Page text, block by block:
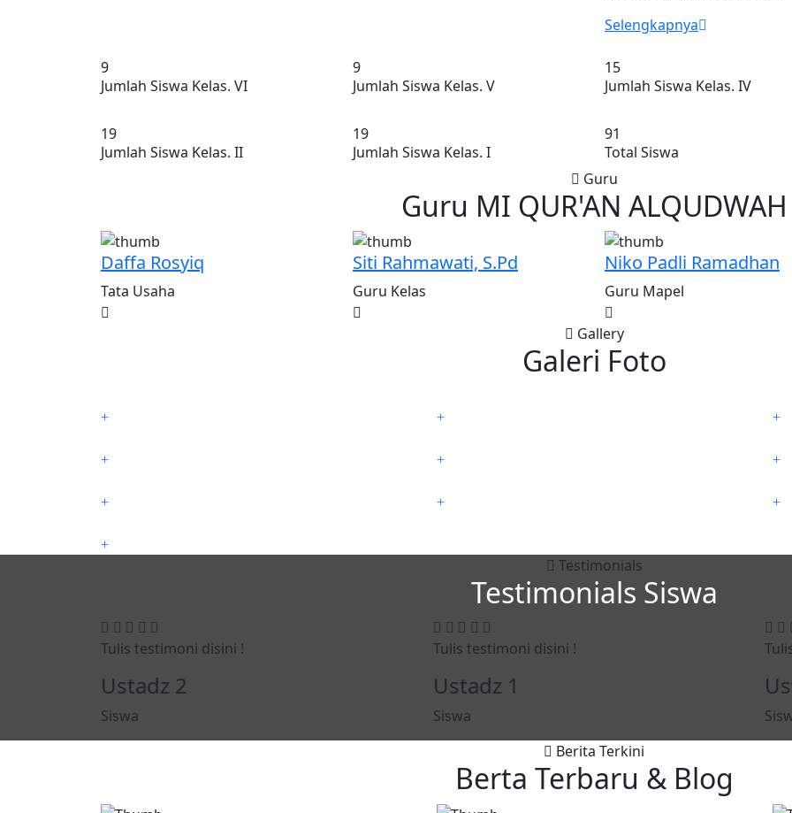
Selengkapnya
13
Jumlah Siswa Kelas. VI
13
Jumlah Siswa Kelas. V
21
Jumlah Siswa Kelas. IV
26
Jumlah Siswa Kelas. II
25
Jumlah Siswa Kelas. I
122
Total Siswa
Guru
Guru MI QUR'AN ALQUDWAH
Daffa Rosyiq
Tata Usaha
Siti Rahmawati, S.Pd
Guru Kelas
Niko Padli Ramadhan
Guru Mapel
Gallery
Galeri Foto
Testimonials
Testimonials Siswa
Tulis testimoni disini !
Ustadz 2
Siswa
Tulis testimoni disini !
Ustadz 1
Siswa
Berita Terkini
Berta Terbaru & Blog